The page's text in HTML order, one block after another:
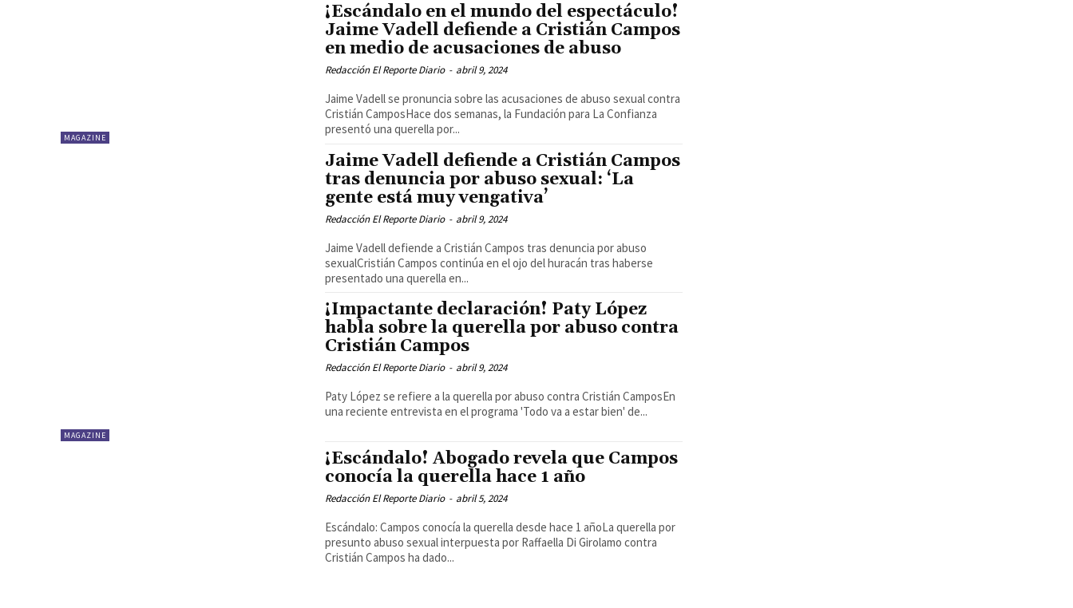
MAGAZINE
¡Escándalo en el mundo del espectáculo!
Jaime Vadell defiende a Cristián Campos
en medio de acusaciones de abuso
Redacción El Reporte Diario - abril 9, 2024
Jaime Vadell se pronuncia sobre las acusaciones de abuso sexual contra
Cristián CamposHace dos semanas, la Fundación para La Confianza
presentó una querella por...
Jaime Vadell defiende a Cristián Campos
tras denuncia por abuso sexual: ‘La
gente está muy vengativa’
Redacción El Reporte Diario - abril 9, 2024
Jaime Vadell defiende a Cristián Campos tras denuncia por abuso
sexualCristián Campos continúa en el ojo del huracán tras haberse
presentado una querella en...
MAGAZINE
¡Impactante declaración! Paty López
habla sobre la querella por abuso contra
Cristián Campos
Redacción El Reporte Diario - abril 9, 2024
Paty López se refiere a la querella por abuso contra Cristián CamposEn
una reciente entrevista en el programa 'Todo va a estar bien' de...
¡Escándalo! Abogado revela que Campos
conocía la querella hace 1 año
Redacción El Reporte Diario - abril 5, 2024
Escándalo: Campos conocía la querella desde hace 1 añoLa querella por
presunto abuso sexual interpuesta por Raffaella Di Girolamo contra
Cristián Campos ha dado...